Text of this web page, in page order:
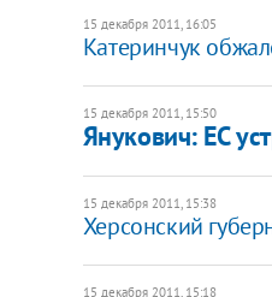
15 декабря 2011, 16:05
Катеринчук
15 декабря 2011, 15:50
Янукович: ЕС
15 декабря 2011, 15:38
Херсонский
15 декабря 2011, 15:18